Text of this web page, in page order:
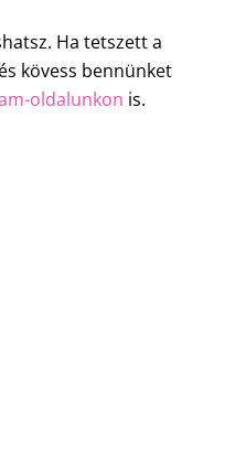
Ha tetszett a
kövess bennünket
oldalunkon is.